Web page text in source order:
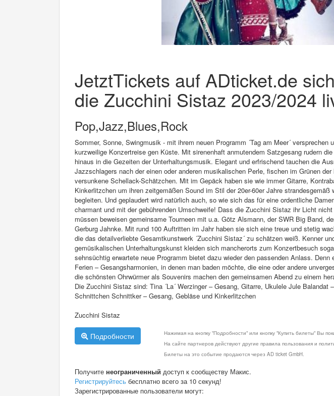
JetztTickets auf ADticket.de
die Zucchini Sistaz 2023/2024
Pop,Jazz,Blues,Rock
Sommer, Sonne, Swingmusik - mit ihrem neuen Programm ´Tag am Meer´
kurzweilige Konzertreise gen Küste. Mit sirenenhaft anmutendem Satzgesang rudern
hinaus in die Gezeiten der Unterhaltungsmusik. Elegant und erfrischend tauchen die
Jazzschlagers nach der einen oder anderen musikalischen Perle, fischen im Grünen
versunkene Schellack-Schätzchen. Mit im Gepäck haben sie wie immer Gitarre,
Kinkerlitzchen um ihren zeitgemäßen Sound im Stil der 20er-60er Jahre strandesgemäß
begleiten. Und geplaudert wird natürlich auch, so wie sich das für eine ordentliche
charmant und mit der gebührenden Umschweife! Dass die Zucchini Sistaz ihr Licht
müssen beweisen gemeinsame Tourneen mit u.a. Götz Alsmann, der SWR Big Band,
Gerburg Jahnke. Mit rund 100 Auftritten im Jahr haben sie sich eine treue und stetig
die das detailverliebte Gesamtkunstwerk ´Zucchini Sistaz´ zu schätzen weiß. Kenner
gemüsikalischen Unterhaltungskunst kleiden sich mancherorts zum Konzertbesuch
sehnsüchtig erwartete neue Programm bietet dazu wieder den passenden Anlass. Denn
Ferien – Gesangsharmonien, in denen man baden möchte, die eine oder andere
die schönsten Ohrwürmer als Souvenirs machen den gemeinsamen Abend zu einem
Die Zucchini Sistaz sind: Tina ´La´ Werzinger – Gesang, Gitarre, Ukulele Jule Balandat
Schnittchen Schnittker – Gesang, Gebläse und Kinkerlitzchen
Zucchini Sistaz
Подробности
Нажимая на кнопку "Подробности" или кнопку "Купить билеты" Вы
На сайте партнеров действуют другие правила пользования и
Билеты на это событие продаются через AD ticket GmbH.
Получите неограниченный доступ к сообществу Макис.
Регистрируйтесь бесплатно всего за 10 секунд!
Зарегистрированные пользователи могут: